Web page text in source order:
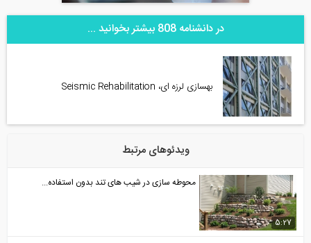
در دانشنامه 808 بیشتر بخوانید ...
بهسازی لرزه ای، Seismic Rehabilitation
ویدئوهای مرتبط
5:27
محوطه سازی در شیب های تند بدون استفاده...